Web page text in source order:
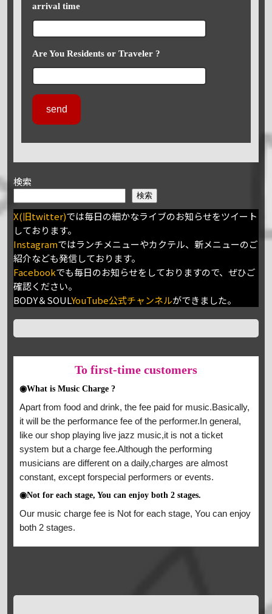
arrival time
Are You Residents or Traveler ?
検索
検索
X(旧twitter)では毎日の細かなライブのお知らせをツイート
しております。
Instagramではランチメニューやカクテル、新メニューのご
紹介なども発信しております。
Facebookでも毎日のお知らせをしておりますので、ぜひご
確認ください。
BODY＆SOULYouTube公式チャンネルができました。
To first-time customers
◉What is Music Charge ?
Apart from food and drink, the fee paid for music.Basically,
it will be the performance fee of the performer.In general,
like our shop playing live jazz music,it is not a ticket
system but a charge fee.Although the performing
musicians are different on a daily,charges are almost
constant, except forspecial performers or events.
◉Not for each stage, You can enjoy both 2 stages.
Our music charge fee is Not for each stage, You can enjoy
both 2 stages.